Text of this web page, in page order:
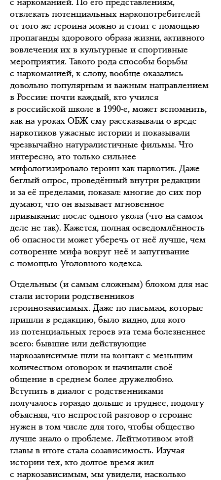
отвлекать потенциальных наркопотребителей
от того же героина можно и стоит с помощью
пропаганды здорового образа жизни, активного
вовлечения их в культурные и спортивные
мероприятия. Такого рода способы борьбы
с наркоманией, к слову, вообще оказались
довольно популярным и важным направлением
в России: почти каждый, кто учился
в российской школе в 1990-е, может вспомнить,
как на уроках ОБЖ ему рассказывали о вреде
наркотиков ужасные истории и показывали
чрезвычайно натуралистичные фильмы. Что
интересно, это только сильнее
мифологизировало героин как наркотик. Даже
беглый опрос, проведённый внутри редакции
и за её пределами, показал: многие до сих пор
думают, что он вызывает мгновенное
привыкание после одного укола (что на самом
деле не так). Кажется, полная осведомлённость
об опасности может уберечь от неё лучше, чем
сотворение мифа вокруг неё и запугивание
с помощью Уголовного кодекса.
Отдельным (и самым сложным) блоком для нас
стали истории родственников
героинозависимых. Даже по письмам, которые
пришли в редакцию, было видно, для кого
из потенциальных героев эта тема болезненнее
всего: бывшие или действующие
наркозависимые шли на контакт с меньшим
количеством оговорок и начинали своё
общение в среднем более дружелюбно.
Вступить в диалог с родственниками
получалось гораздо дольше и труднее, подолгу
объясняя, что непростой разговор о героине
нужен в том числе для того, чтобы общество
лучше знало о проблеме. Лейтмотивом этой
главы в итоге стала созависимость. Изучая
истории тех, кто долгое время жил
с наркозависимым, мы увидели, насколько